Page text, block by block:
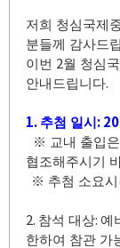
저희 청심국제
분들께 감사드
이번 2월 청심
안내드립니다.
1. 추첨 일시 :
※ 교내 출입
협조해주시기
※ 추첨 소요
2. 참석 대상: 예
한하여 참관 가